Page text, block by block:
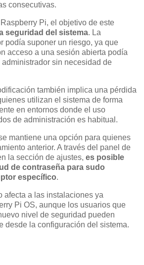
consecutivas.
Pi, el objetivo de este
seguridad del sistema. La
podía suponer un riesgo, ya que
acceso a una sesión abierta podía
sin necesidad de
también implica una pérdida
utilizan el sistema de forma
en entornos donde el uso
de administración es habitual.
mantiene una opción para quienes
anterior. A través del panel de
la sección de ajustes, es posible
de contraseña para sudo
específico.
afecta a las instalaciones ya
Pi OS, aunque los usuarios que
nivel de seguridad pueden
desde la configuración del sistema.